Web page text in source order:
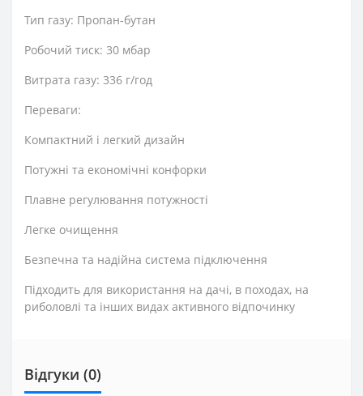
Тип газу: Пропан-бутан
Робочий тиск: 30 мбар
Витрата газу: 336 г/год
Переваги:
Компактний і легкий дизайн
Потужні та економічні конфорки
Плавне регулювання потужності
Легке очищення
Безпечна та надійна система підключення
Підходить для використання на дачі, в походах, на
риболовлі та інших видах активного відпочинку
Відгуки (0)